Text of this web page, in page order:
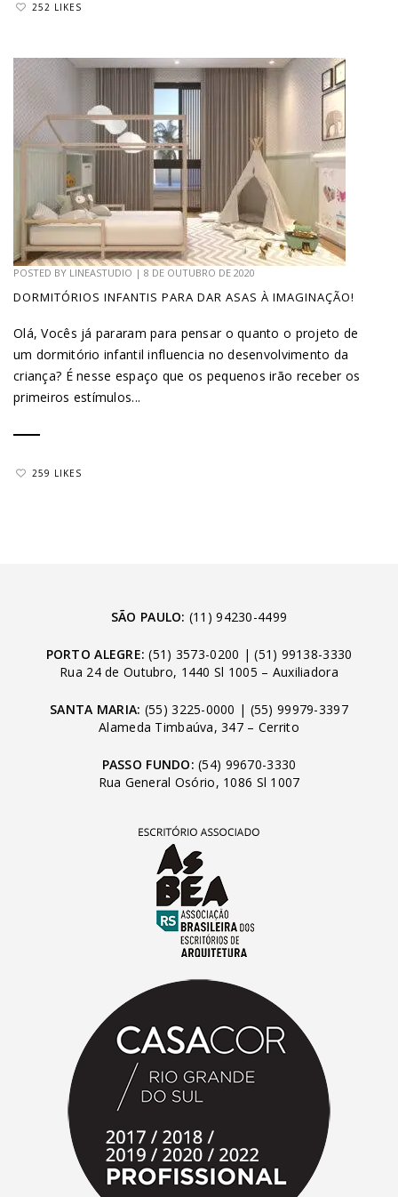
252 LIKES
POSTED BY LINEASTUDIO | 8 DE OUTUBRO DE 2020
DORMITÓRIOS INFANTIS PARA DAR ASAS À IMAGINAÇÃO!
Olá, Vocês já pararam para pensar o quanto o projeto de
um dormitório infantil influencia no desenvolvimento da
criança? É nesse espaço que os pequenos irão receber os
primeiros estímulos...
259 LIKES
SÃO PAULO: (11) 94230-4499
PORTO ALEGRE: (51) 3573-0200 |(51) 99138-3330
Rua 24 de Outubro, 1440 Sl 1005 – Auxiliadora
SANTA MARIA: (55) 3225-0000 | (55) 99979-3397
Alameda Timbaúva, 347 – Cerrito
PASSO FUNDO: (54) 99670-3330
Rua General Osório, 1086 Sl 1007